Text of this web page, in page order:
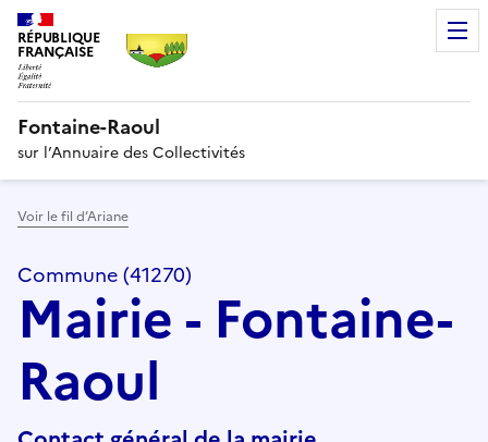
RÉPUBLIQUE
FRANÇAISE
Fontaine-Raoul
sur l’Annuaire des Collectivités
Voir le fil d’Ariane
Commune (41270)
Mairie - Fontaine-
Raoul